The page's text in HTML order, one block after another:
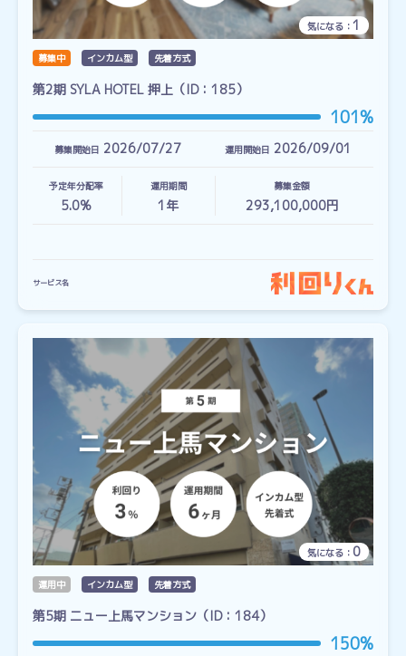
気になる： 1
募集中 インカム型 先着方式
第2期 SYLA HOTEL 押上（ID：185）
101%
募集開始日 2026/07/27 運用開始日 2026/09/01
予定年分配率
5.0%
運用期間
1 年
募集金額
293,100,000円
サービス名
気になる： 0
運用中 インカム型 先着方式
第5期 ニュー上馬マンション（ID：184）
150%